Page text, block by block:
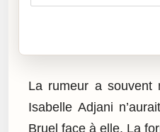
La rumeur a souvent
Isabelle Adjani
Bruel face à elle. La